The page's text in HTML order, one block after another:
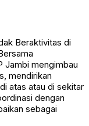
Beraktivitas di
Jambi mengimbau
mendirikan
atas atau di sekitar
dengan
sebagai